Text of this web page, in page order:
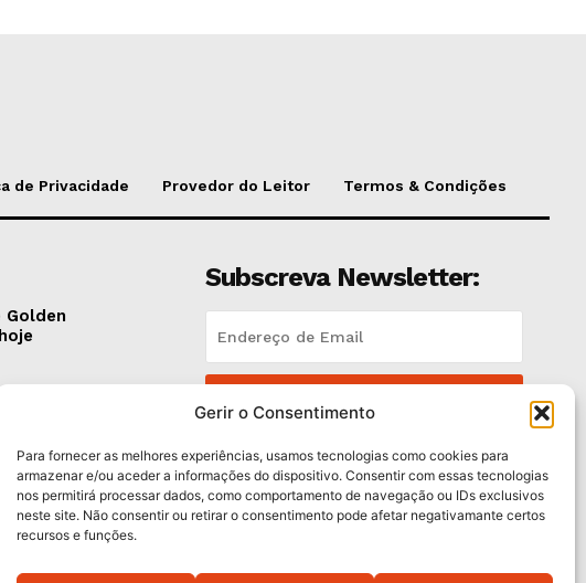
Gerir o Consentimento
Para fornecer as melhores experiências, usamos tecnologias como cookies para
armazenar e/ou aceder a informações do dispositivo. Consentir com essas tecnologias
nos permitirá processar dados, como comportamento de navegação ou IDs exclusivos
neste site. Não consentir ou retirar o consentimento pode afetar negativamante certos
recursos e funções.
de Privacidade Provedor do Leitor Termos & Condições
Golden
Boy’
vinha de trás
garante
Subscreva Newsletter:
Li e aceito aPolítica de Privacidade .